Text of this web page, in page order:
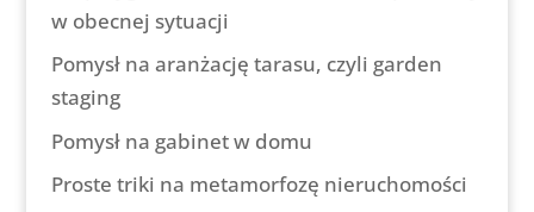
w obecnej sytuacji
Pomysł na aranżację tarasu, czyli garden
staging
Pomysł na gabinet w domu
Proste triki na metamorfozę nieruchomości